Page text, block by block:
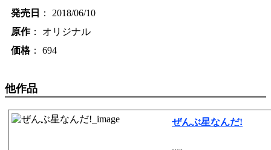
発売日
： 2018/06/10
原作： オリジナル
価格： 694
他作品
ぜんぶ星なんだ!
…..